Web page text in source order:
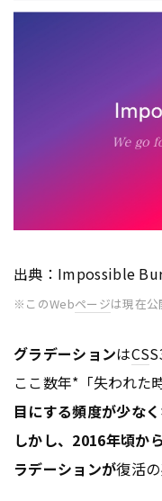
出典：Impossible
※このWebページは現在
グラデーションはCS
ここ数年*「失われた
目にする頻度が少なく
しかし、2016年頃か
ラデーションが復活